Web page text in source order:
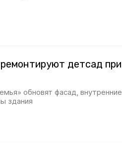
детсад при
обновят фасад, внутренние
здания